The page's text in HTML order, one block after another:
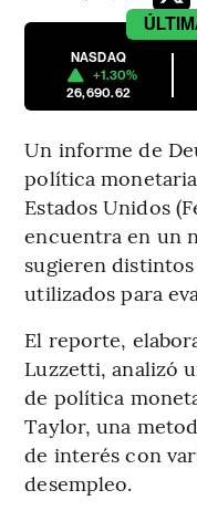
NASDAQ
+1.30%
26,690.62
Un informe de
política
Estados Unidos
encuentra en un
sugieren
utilizados para
El reporte,
Luzzetti, analizó
de política
Taylor, una
de interés con
desempleo.